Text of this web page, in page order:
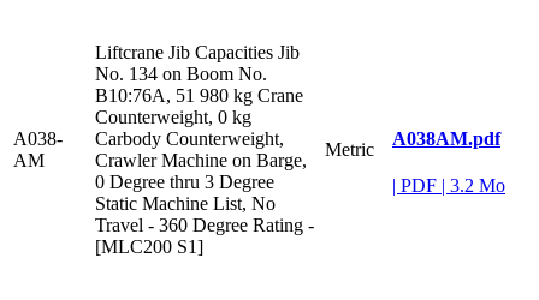
A038-
AM
Liftcrane Jib Capacities Jib
No. 134 on Boom No.
B10:76A, 51 980 kg Crane
Counterweight, 0 kg
Carbody Counterweight,
Crawler Machine on Barge,
0 Degree thru 3 Degree
Static Machine List, No
Travel - 360 Degree Rating -
[MLC200 S1]
Metric
A038AM.pdf
| PDF | 3.2 Mo